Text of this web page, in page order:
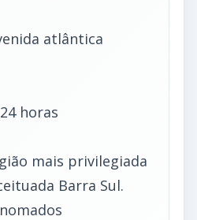
atlântica
horas
mais privilegiada
Barra Sul.